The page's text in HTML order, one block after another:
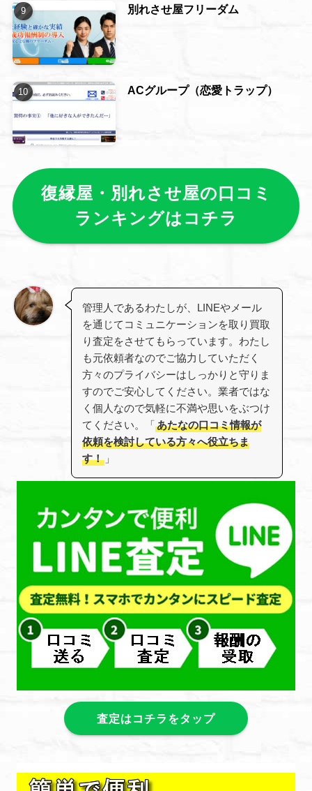
別れさせ屋フリーダム
ACグループ（恋愛トラップ）
復縁屋・別れさせ屋の口コミ
ランキングはコチラ
管理人であるわたしが、LINEやメール
を通じてコミュニケーションを取り買取
り査定をさせてもらっています。わたし
も元依頼者なのでご協力していただく
方々のプライバシーはしっかりと守りま
すのでご安心してください。業者ではな
く個人なので気軽に不満や思いをぶつけ
てください。「あたなの口コミ情報が
依頼を検討している方々へ役立ちま
す！ 」
査定はコチラをタップ